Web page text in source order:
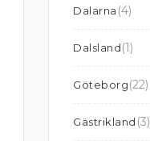
Dalarna (4)
Dalsland(1)
Göteborg(22)
Gästrikland (3)